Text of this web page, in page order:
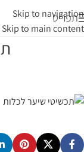
Skip to navigation
Skip to main content
תפריט